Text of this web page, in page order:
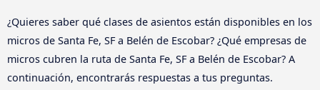
¿Quieres saber qué clases de asientos están disponibles en los
micros de Santa Fe, SF a Belén de Escobar? ¿Qué empresas de
micros cubren la ruta de Santa Fe, SF a Belén de Escobar? A
continuación, encontrarás respuestas a tus preguntas.